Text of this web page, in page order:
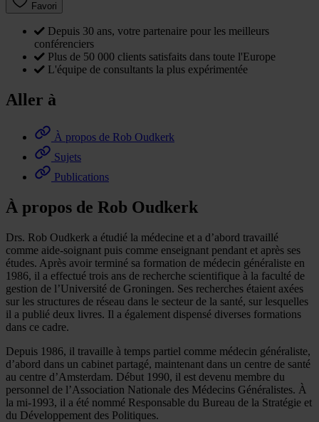
Favori
Depuis 30 ans, votre partenaire pour les meilleurs
conférenciers
Plus de 50 000 clients satisfaits dans toute l'Europe
L'équipe de consultants la plus expérimentée
Aller à
À propos de Rob Oudkerk
Sujets
Publications
À propos de Rob Oudkerk
Drs. Rob Oudkerk a étudié la médecine et a d’abord travaillé
comme aide-soignant puis comme enseignant pendant et après ses
études. Après avoir terminé sa formation de médecin généraliste en
1986, il a effectué trois ans de recherche scientifique à la faculté de
gestion de l’Université de Groningen. Ses recherches étaient axées
sur les structures de réseau dans le secteur de la santé, sur lesquelles
il a publié deux livres. Il a également dispensé diverses formations
dans ce cadre.
Depuis 1986, il travaille à temps partiel comme médecin généraliste,
d’abord dans un cabinet partagé, maintenant dans un centre de santé
au centre d’Amsterdam. Début 1990, il est devenu membre du
personnel de l’Association Nationale des Médecins Généralistes. À
la mi-1993, il a été nommé Responsable du Bureau de la Stratégie et
du Développement des Politiques.